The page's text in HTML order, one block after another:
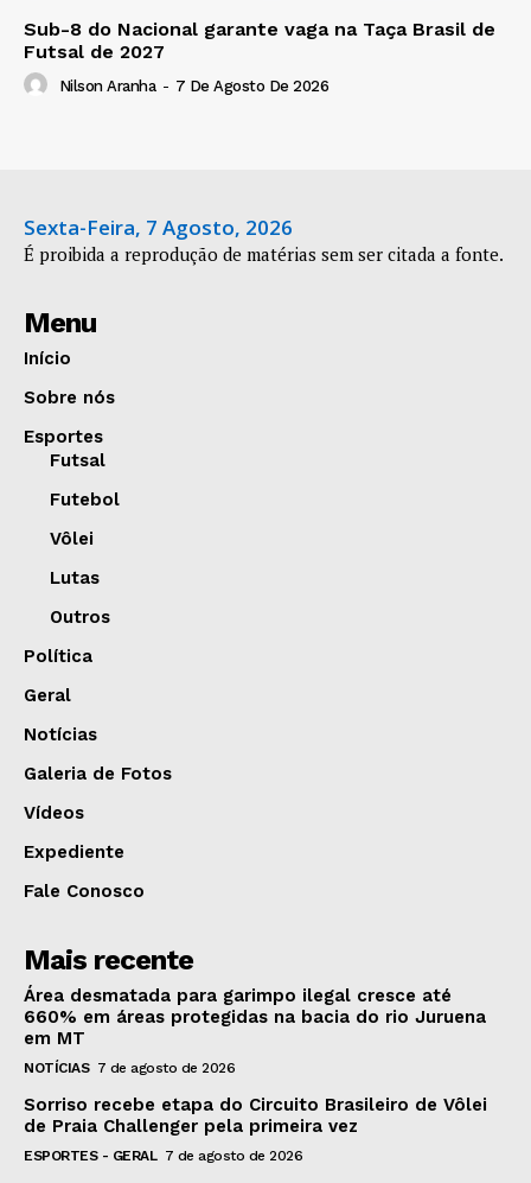
Sub-8 do Nacional garante vaga na Taça Brasil de
Futsal de 2027
Nilson Aranha - 7 De Agosto De 2026
Sexta-Feira, 7 Agosto, 2026
É proibida a reprodução de matérias sem ser citada a fonte.
Menu
Início
Sobre nós
Esportes
Futsal
Futebol
Vôlei
Lutas
Outros
Política
Geral
Notícias
Galeria de Fotos
Vídeos
Expediente
Fale Conosco
Mais recente
Área desmatada para garimpo ilegal cresce até
660% em áreas protegidas na bacia do rio Juruena
em MT
NOTÍCIAS 7 de agosto de 2026
Sorriso recebe etapa do Circuito Brasileiro de Vôlei
de Praia Challenger pela primeira vez
ESPORTES - GERAL 7 de agosto de 2026